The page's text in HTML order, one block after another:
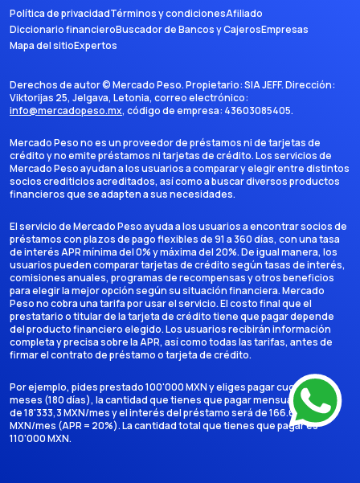
Política de privacidadTérminos y condicionesAfiliado
Diccionario financieroBuscador de Bancos y CajerosEmpresas
Mapa del sitioExpertos
Derechos de autor ©Mercado Peso. Propietario:SIA JEFF. Dirección:
Viktorijas 25, Jelgava, Letonia, correo electrónico:
info@mercadopeso.mx, código de empresa: 43603085405.
Mercado Peso no es un proveedor de préstamos ni de tarjetas de
crédito y no emite préstamos ni tarjetas de crédito. Los servicios de
Mercado Peso ayudan a los usuarios a comparar y elegir entre distintos
socios crediticios acreditados, así como a buscar diversos productos
financieros que se adapten a sus necesidades.
El servicio de Mercado Peso ayuda a los usuarios a encontrar socios de
préstamos con plazos de pago flexibles de 91 a 360 días, con una tasa
de interés APR mínima del 0% y máxima del 20%. De igual manera, los
usuarios pueden comparar tarjetas de crédito según tasas de interés,
comisiones anuales, programas de recompensas y otros beneficios
para elegir la mejor opción según su situación financiera. Mercado
Peso no cobra una tarifa por usar el servicio. El costo final que el
prestatario o titular de la tarjeta de crédito tiene que pagar depende
del producto financiero elegido. Los usuarios recibirán información
completa y precisa sobre la APR, así como todas las tarifas, antes de
firmar el contrato de préstamo o tarjeta de crédito.
Por ejemplo, pides prestado 100'000 MXN y eliges pagar cuotas en 6
meses (180 días), la cantidad que tienes que pagar mensualmente es
de 18'333,3 MXN/mes y el interés del préstamo será de 166.666,7
MXN/mes (APR = 20%). La cantidad total que tienes que pagar es
110'000 MXN.